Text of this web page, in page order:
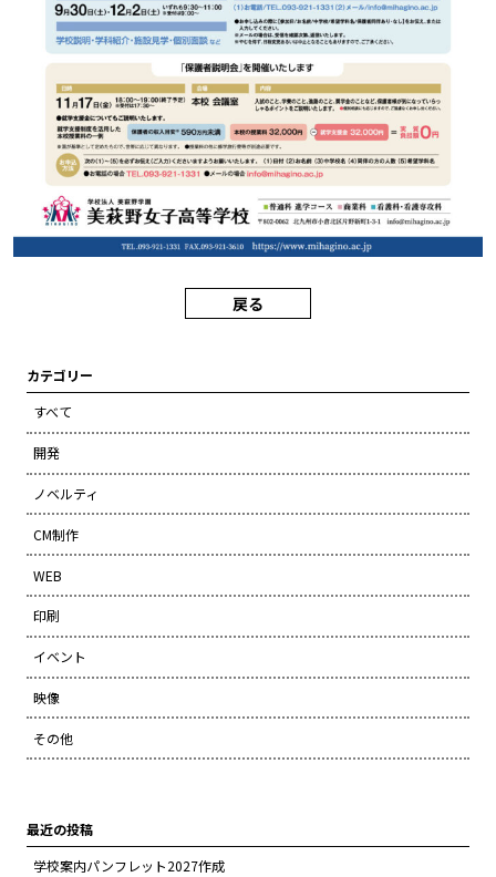
戻る
カテゴリー
すべて
開発
ノベルティ
CM制作
WEB
印刷
イベント
映像
その他
最近の投稿
学校案内パンフレット2027作成